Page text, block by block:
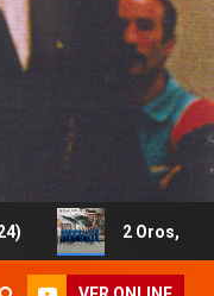
2 Oros, 1 Plata y 5